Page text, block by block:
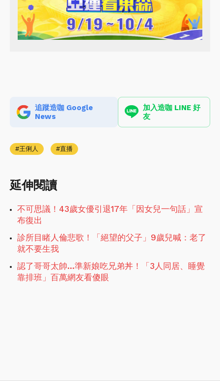
追蹤造咖 Google
News
加入造咖 LINE 好
友
王俐人 直播
延伸閱讀
不可思議！43歲女優引退17年「因女兒一句話」宣
布復出
診所目睹人倫悲歌！「絕望的父子」9歲兒喊：老了
就不要生我
認了哥哥太帥…準新娘吃兄弟丼！「3人同居、睡覺
靠排班」百萬網友看傻眼